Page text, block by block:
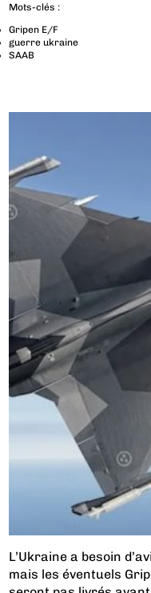
Mots-clés :
Gripen E/F
guerre ukraine
SAAB
L’Ukraine a besoin
mais les éventuels